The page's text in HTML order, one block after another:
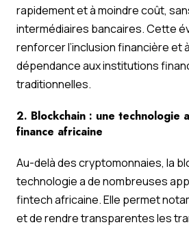
rapidement et à moindre coût,
intermédiaires bancaires. Cette
renforcer l’inclusion financière et
dépendance aux institutions
traditionnelles.
2. Blockchain : une technologie
finance africaine
Au-delà des cryptomonnaies, la
technologie a de nombreuses
fintech africaine. Elle permet
et de rendre transparentes les